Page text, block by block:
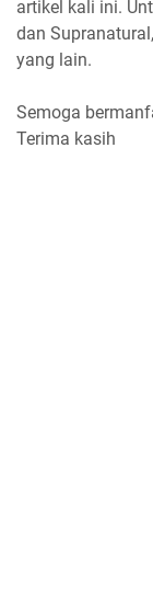
artikel kali ini.
dan
yang lain.
Semoga
Terima kasih